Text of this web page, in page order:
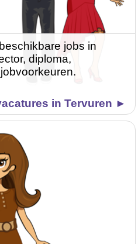
jobs in
diploma,
in Tervuren ►